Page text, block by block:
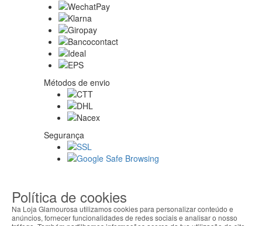
Métodos de envio
Segurança
Ajuda Portugal
Política de cookies
Na Loja Glamourosa utilizamos cookies para personalizar conteúdo e
anúncios, fornecer funcionalidades de redes sociais e analisar o nosso